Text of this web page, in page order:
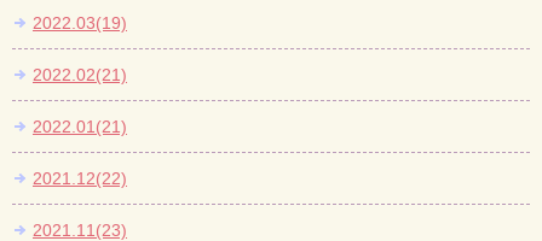
2022.03(19)
2022.02(21)
2022.01(21)
2021.12(22)
2021.11(23)